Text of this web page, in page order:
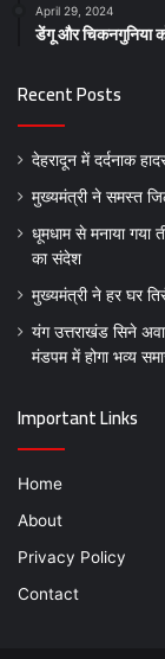
April 29, 2024
डेंगू और चिकनगुनिया
Recent Posts
देहरादून में दर्दनाक
मुख्यमंत्री ने समस्त
धूमधाम से मनाया गया
का संदेश
मुख्यमंत्री ने हर घर
यंग उत्तराखंड सिने
मंडपम में होगा भव्य
Important Links
Home
About
Privacy Policy
Contact